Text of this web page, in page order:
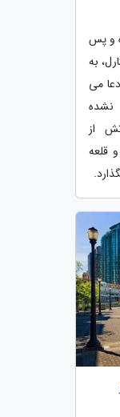
و پس
به
می
نشده
از
قلعه